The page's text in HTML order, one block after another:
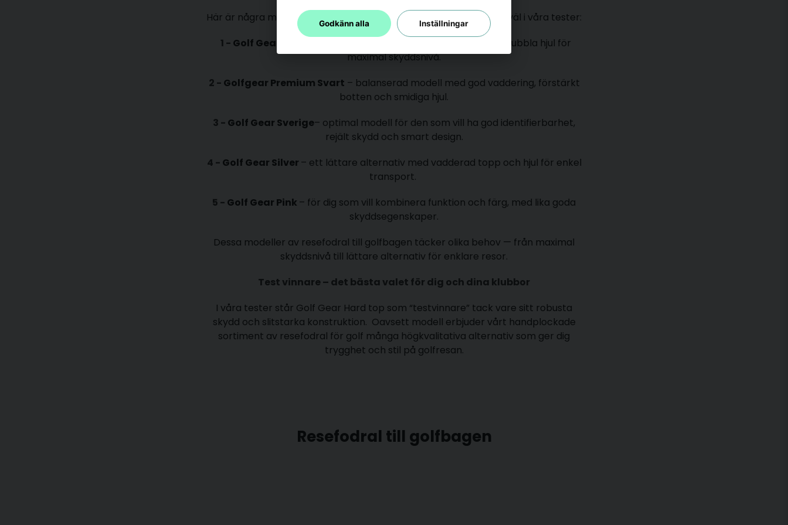
Här är några modeller från vårt sortiment som klarat sig mycket väl i våra tester:
1 - Golf Gear Hardtop
– en robust favorit med hård topp och dubbla hjul för
maximal skyddsnivå.
2 - Golfgear Premium Svart – balanserad modell med god vaddering, förstärkt
botten och smidiga hjul.
3 - Golf Gear Sverige– optimal modell för den som vill ha god identifierbarhet,
rejält skydd och smart design.
4 - Golf Gear Silver – ett lättare alternativ med vadderad topp och hjul för enkel
transport.
5 - Golf Gear Pink – för dig som vill kombinera funktion och färg, med lika goda
skyddsegenskaper.
Dessa modeller av resefodral till golfbagen täcker olika behov — från maximal
skyddsnivå till lättare alternativ för enklare resor.
Test vinnare – det bästa valet för dig och dina klubbor
I våra tester står Golf Gear Hard top som “testvinnare” tack vare sitt robusta
skydd och slitstarka konstruktion. Oavsett modell erbjuder vårt handplockade
sortiment av rese­fodral för golf många högkvalitativa alternativ som ger dig
trygghet och stil på golfresan.
Resefodral till golfbagen
Godkänn alla Inställningar